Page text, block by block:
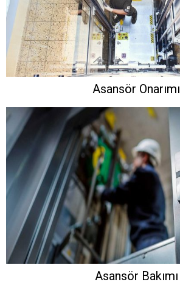
Asansör Onarımı
Asansör Bakımı